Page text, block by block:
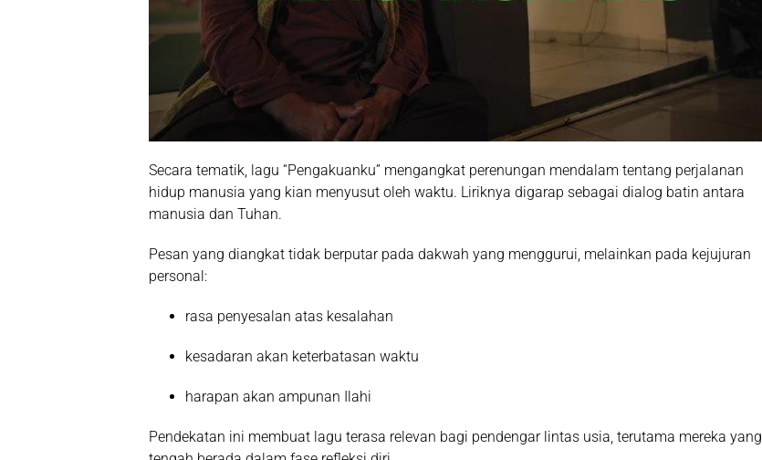
Secara tematik, lagu “Pengakuanku” mengangkat perenungan mendalam tentang perjalanan
hidup manusia yang kian menyusut oleh waktu. Liriknya digarap sebagai dialog batin antara
manusia dan Tuhan.
Pesan yang diangkat tidak berputar pada dakwah yang menggurui, melainkan pada kejujuran
personal:
rasa penyesalan atas kesalahan
kesadaran akan keterbatasan waktu
harapan akan ampunan Ilahi
Pendekatan ini membuat lagu terasa relevan bagi pendengar lintas usia, terutama mereka yang